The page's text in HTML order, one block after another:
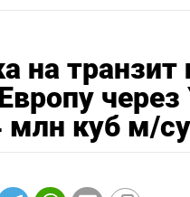
на транзит
через
млн куб м/